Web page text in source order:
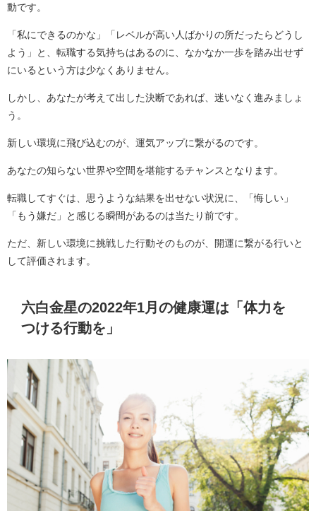
動です。
「私にできるのかな」「レベルが高い人ばかりの所だったらどうし
よう」と、転職する気持ちはあるのに、なかなか一歩を踏み出せず
にいるという方は少なくありません。
しかし、あなたが考えて出した決断であれば、迷いなく進みましょ
う。
新しい環境に飛び込むのが、運気アップに繋がるのです。
あなたの知らない世界や空間を堪能するチャンスとなります。
転職してすぐは、思うような結果を出せない状況に、「悔しい」
「もう嫌だ」と感じる瞬間があるのは当たり前です。
ただ、新しい環境に挑戦した行動そのものが、開運に繋がる行いと
して評価されます。
六白金星の2022年1月の健康運は「体力を
つける行動を」